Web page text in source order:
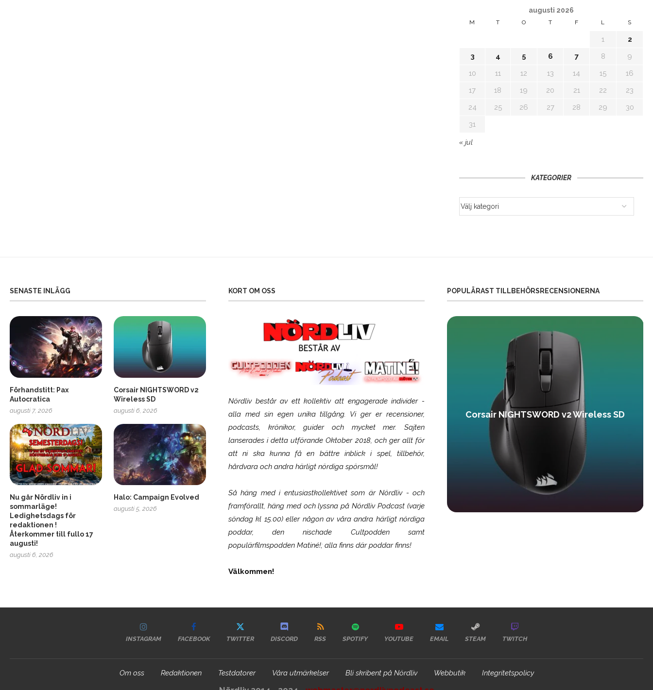
augusti 2026
M T O T F L S
1
2
3
4 5 6 7 8
9
10
11 12 13 14 15
16
17
18 19 20 21 22
23
24
25 26 27 28 29
30
31
« jul
KATEGORIER
SENASTE INLÄGG
Förhandstitt: Pax
Autocratica
augusti 7, 2026
Corsair NIGHTSWORD v2
Wireless SD
augusti 6, 2026
Nu går Nördliv in i
sommarläge!
Ledighetsdags för
redaktionen !
Återkommer till fullo 17
augusti!
augusti 6, 2026
Halo: Campaign Evolved
augusti 5, 2026
KORT OM OSS
Nördliv består av ett kollektiv att engagerade individer -
alla med sin egen unika tillgång. Vi ger er recensioner,
podcasts, krönikor, guider och mycket mer. Sajten
lanserades i detta utförande Oktober 2018, och ger allt för
att ni ska kunna få en bättre inblick i spel, tillbehör,
hårdvara och andra härligt nördiga spörsmål!
Så häng med i entusiastkollektivet som ärNördliv- och
framförallt, häng med och lyssna på Nördliv Podcast (varje
söndag kl 15.00) eller någon av våra andra härligt nördiga
poddar, den nischade Cultpodden samt
populärfilmspodden Matiné!; alla finns där poddar finns!
Välkommen!
POPULÄRAST TILLBEHÖRSRECENSIONERNA
Soundcore Liberty 5 Pro SCUF Gaming Omega Corsair NIGHTSWORD v2 Wireless SD
INSTAGRAM FACEBOOK TWITTER DISCORD RSS SPOTIFY YOUTUBE EMAIL STEAM TWITCH
Om oss Redaktionen Testdatorer Våra utmärkelser Bli skribent på Nördliv Webbutik Integritetspolicy